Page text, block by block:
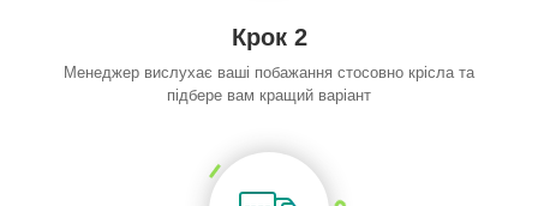
Крок 2
Менеджер вислухає ваші побажання стосовно крісла та
підбере вам кращий варіант